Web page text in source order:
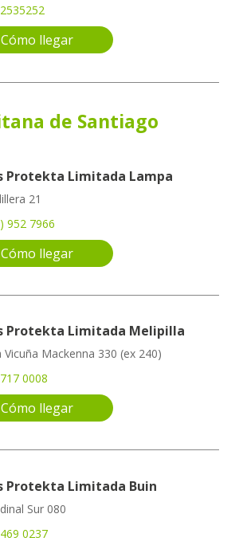
Cómo llegar
de Santiago
Protekta Limitada Lampa
21
952 7966
Cómo llegar
Protekta Limitada Melipilla
Vicuña Mackenna 330 (ex 240)
0008
Cómo llegar
Protekta Limitada Buin
Sur 080
0237